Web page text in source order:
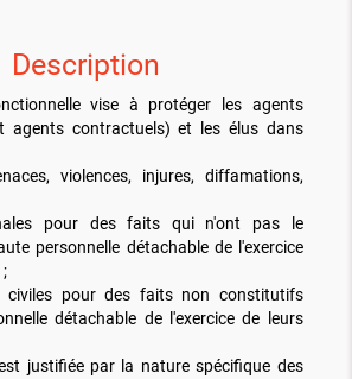
Description
vise à protéger les agents
agents contractuels) et les élus dans
violences, injures, diffamations,
pour des faits qui n'ont pas le
personnelle détachable de l'exercice
civiles pour des faits non constitutifs
détachable de l'exercice de leurs
justifiée par la nature spécifique des